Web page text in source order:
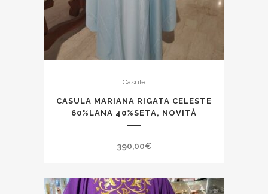
Casule
CASULA MARIANA RIGATA CELESTE
60%LANA 40%SETA, NOVITÀ
390,00€